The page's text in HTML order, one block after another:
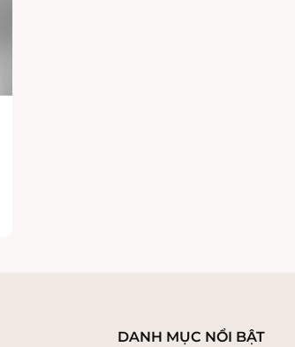
DANH MỤC NỔI BẬT